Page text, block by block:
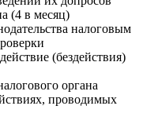
(4 в месяц)
налоговым
(бездействия)
органа
проводимых